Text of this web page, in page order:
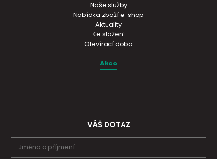
Naše služby
Nabídka zboží e-shop
Aktuality
Ke stažení
Otevírací doba
Akce
VÁŠ DOTAZ